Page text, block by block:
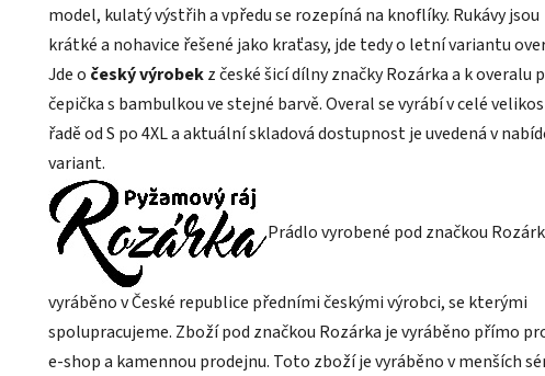
model, kulatý výstřih a vpředu se rozepíná na knoflíky. Rukávy jsou
krátké a nohavice řešené jako kraťasy, jde tedy o letní variantu
Jde o český výrobekz české šicí dílny značky Rozárka a k overalu
čepička s bambulkou ve stejné barvě. Overal se vyrábí v celé
řadě od S po 4XL a aktuální skladová dostupnost je uvedená v
variant.
Prádlo vyrobené pod značkou
vyráběno v České republice předními českými výrobci, se kterými
spolupracujeme. Zboží pod značkou Rozárka je vyráběno přímo
e-shop a kamennou prodejnu. Toto zboží je vyráběno v menších